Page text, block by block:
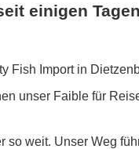
einigen
Fish Import in
unser Faible für
so weit. Unser Weg